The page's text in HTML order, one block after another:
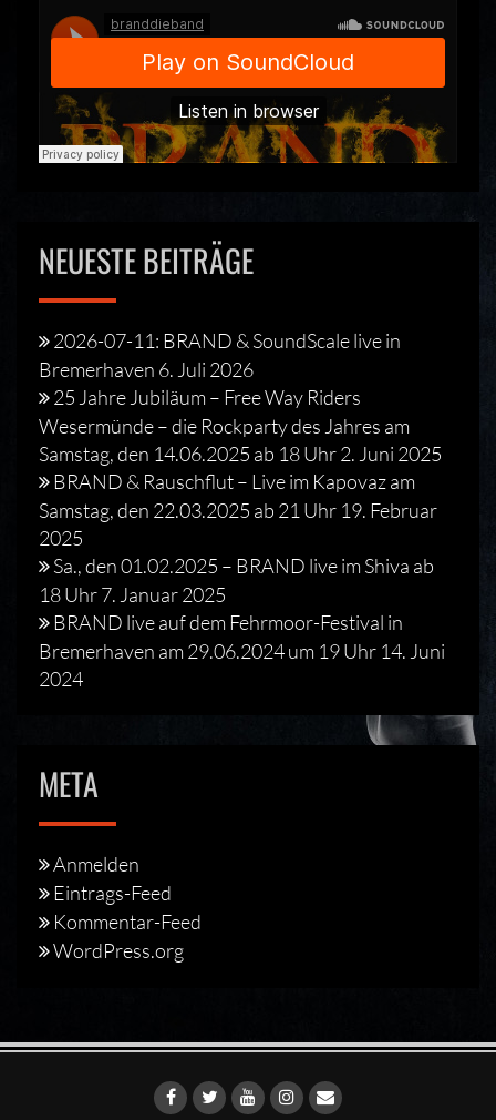
NEUESTE BEITRÄGE
2026-07-11: BRAND & SoundScale live in
Bremerhaven 6. Juli 2026
25 Jahre Jubiläum – Free Way Riders
Wesermünde – die Rockparty des Jahres am
Samstag, den 14.06.2025 ab 18 Uhr2. Juni 2025
BRAND & Rauschflut – Live im Kapovaz am
Samstag, den 22.03.2025 ab 21 Uhr 19. Februar
2025
Sa., den 01.02.2025 – BRAND live im Shiva ab
18 Uhr7. Januar 2025
BRAND live auf dem Fehrmoor-Festival in
Bremerhaven am 29.06.2024 um 19 Uhr 14. Juni
2024
META
Anmelden
Eintrags-Feed
Kommentar-Feed
WordPress.org